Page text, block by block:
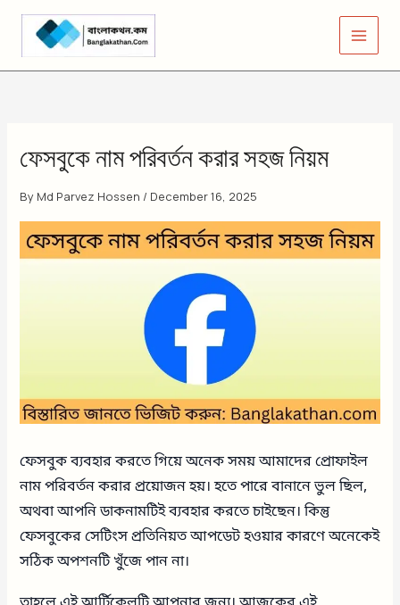
Skip
content
ফেসবুকে নাম পরিবর্তন করার সহজ নিয়ম
By Md Parvez Hossen / December 16, 2025
ফেসবুক ব্যবহার করতে গিয়ে অনেক সময় আমাদের প্রোফাইল
নাম পরিবর্তন করার প্রয়োজন হয়। হতে পারে বানানে ভুল ছিল,
অথবা আপনি ডাকনামটিই ব্যবহার করতে চাইছেন। কিন্তু
ফেসবুকের সেটিংস প্রতিনিয়ত আপডেট হওয়ার কারণে অনেকেই
সঠিক অপশনটি খুঁজে পান না।